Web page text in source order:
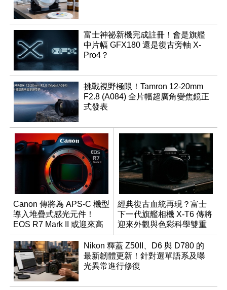
富士神祕新機完成註冊！會是旗艦
中片幅 GFX180 還是復古旁軸 X-
Pro4？
挑戰視野極限！Tamron 12-20mm
F2.8 (A084) 全片幅超廣角變焦鏡正
式發表
Canon 傳將為 APS-C 機型
導入堆疊式感光元件！
EOS R7 Mark II 或迎來高
速讀出升級
經典復古血統再現？富士
下一代旗艦相機 X-T6 傳將
迎來外觀與色彩科學雙重
優化
Nikon 釋蓋 Z50II、D6 與 D780 的
最新韌體更新！針對選單語系及曝
光異常進行修復